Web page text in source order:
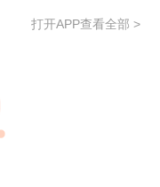
“成绩查询”栏目
？
在中国人事考试网
打开APP查看全部 >